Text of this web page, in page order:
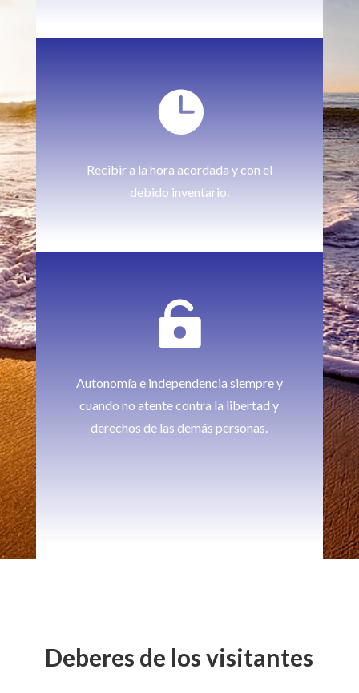

Recibir a la hora acordada y con el
debido inventario.

Autonomía e independencia siempre y
cuando no atente contra la libertad y
derechos de las demás personas.
Deberes de los visitantes